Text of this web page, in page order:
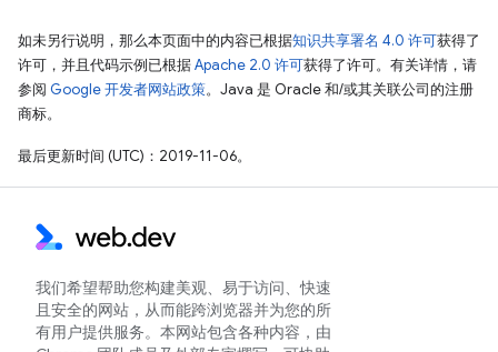
如未另行说明，那么本页面中的内容已根据知识共享署名 4.0 许可获得了
许可，并且代码示例已根据Apache 2.0 许可获得了许可。有关详情，请
参阅 Google 开发者网站政策。Java 是 Oracle 和/或其关联公司的注册
商标。
最后更新时间 (UTC)：2019-11-06。
我们希望帮助您构建美观、易于访问、快速
且安全的网站，从而能跨浏览器并为您的所
有用户提供服务。本网站包含各种内容，由